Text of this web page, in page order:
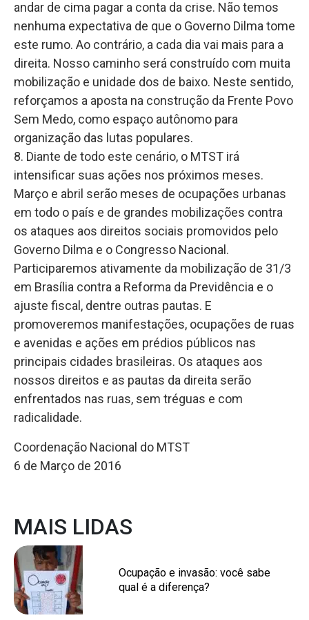
andar de cima pagar a conta da crise. Não temos
nenhuma expectativa de que o Governo Dilma tome
este rumo. Ao contrário, a cada dia vai mais para a
direita. Nosso caminho será construído com muita
mobilização e unidade dos de baixo. Neste sentido,
reforçamos a aposta na construção da Frente Povo
Sem Medo, como espaço autônomo para
organização das lutas populares.
8. Diante de todo este cenário, o MTST irá
intensificar suas ações nos próximos meses.
Março e abril serão meses de ocupações urbanas
em todo o país e de grandes mobilizações contra
os ataques aos direitos sociais promovidos pelo
Governo Dilma e o Congresso Nacional.
Participaremos ativamente da mobilização de 31/3
em Brasília contra a Reforma da Previdência e o
ajuste fiscal, dentre outras pautas. E
promoveremos manifestações, ocupações de ruas
e avenidas e ações em prédios públicos nas
principais cidades brasileiras. Os ataques aos
nossos direitos e as pautas da direita serão
enfrentados nas ruas, sem tréguas e com
radicalidade.
Coordenação Nacional do MTST
6 de Março de 2016
MAIS LIDAS
Ocupação e invasão: você sabe
qual é a diferença?